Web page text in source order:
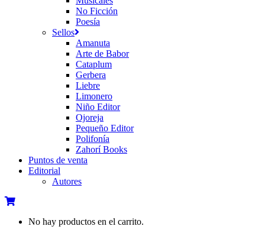
No Ficción
Poesía
Sellos
Amanuta
Arte de Babor
Cataplum
Gerbera
Liebre
Limonero
Niño Editor
Ojoreja
Pequeño Editor
Polifonía
Zahorí Books
Puntos de venta
Editorial
Autores
No hay productos en el carrito.